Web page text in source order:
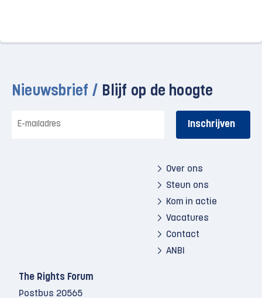
Nieuwsbrief / Blijf op de hoogte
mailadres
Over ons
Steun ons
Kom in actie
Vacatures
Contact
ANBI
The Rights Forum
Postbus 20565